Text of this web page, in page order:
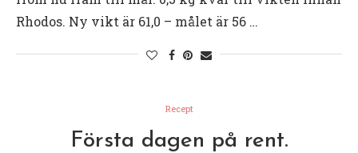
Rhodos. Ny vikt är 61,0 – målet är 56 …
Recept
Första dagen på rent.